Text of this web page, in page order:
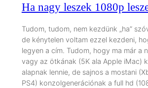
Ha nagy leszek 1080p
Tudom, tudom, nem kezdünk „ha”
de kénytelen voltam ezzel kezdeni,
legyen a cím. Tudom, hogy ma már a
vagy az ötkának (5K ala Apple iMac)
alapnak lennie, de sajnos a mostani
PS4) konzolgenerációnak a full hd